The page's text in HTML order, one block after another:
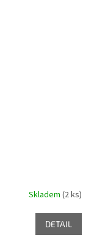
Skladem (2 ks)
DETAIL